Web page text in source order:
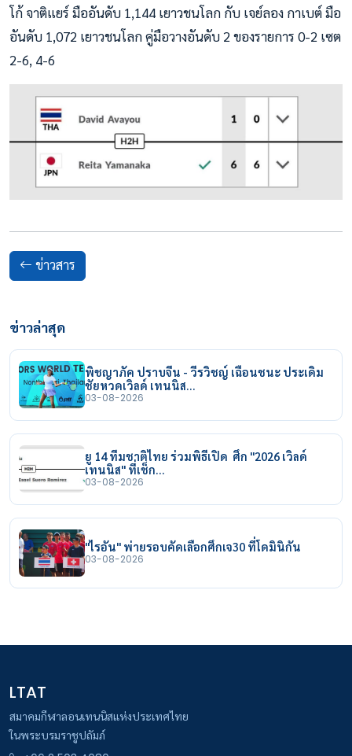
โก้ จาติแยร์ มืออันดับ 1,144 เยาวชนโลก กับ เจย์ลอง กาเบต์ มือ
อันดับ 1,072 เยาวชนโลก คู่มือวางอันดับ 2 ของรายการ 0-2 เซต
2-6, 4-6
ข่าวสาร
ข่าวล่าสุด
พิชญาภัค ปราบจีน - วีรวิชญ์ เฉือนชนะ ประเดิม
ชัยหวดเวิลด์ เทนนิส…
03-08-2026
ยู 14 ทีมชาติไทย ร่วมพิธีเปิด ศึก "2026 เวิลด์
เทนนิส" ที่เช็ก…
03-08-2026
"ไรอัน" พ่ายรอบคัดเลือกศึกเจ30 ที่โดมินิกัน
03-08-2026
LTAT
สมาคมกีฬาลอนเทนนิสแห่งประเทศไทย
ในพระบรมราชูปถัมภ์